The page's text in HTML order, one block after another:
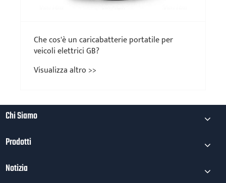
Che cos'è un caricabatterie portatile per
veicoli elettrici GB?
Visualizza altro >>
Chi Siamo
Prodotti
Notizia